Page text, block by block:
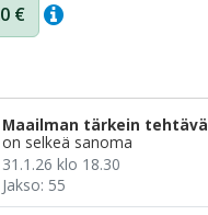
€
Maailman tärkein tehtävä
on selkeä sanoma
31.1.26 klo 18.30
Jakso: 55